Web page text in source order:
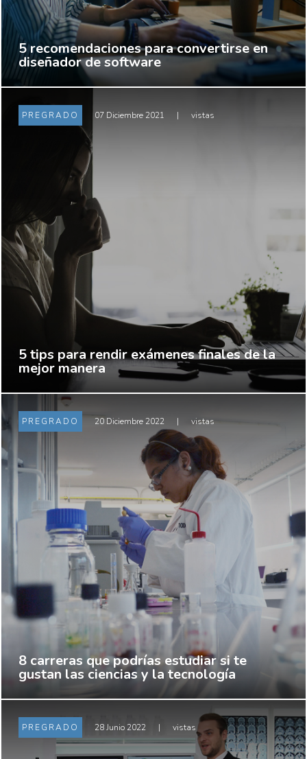
5 recomendaciones para convertirse en
diseñador de software
PREGRADO 07 Diciembre 2021 | vistas
5 tips para rendir exámenes finales de la
mejor manera
PREGRADO 20 Diciembre 2022 | vistas
8 carreras que podrías estudiar si te
gustan las ciencias y la tecnología
PREGRADO 28 Junio 2022 | vistas